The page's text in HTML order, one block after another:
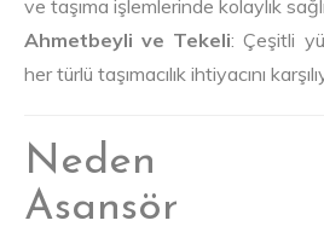
ve taşıma işlemlerinde kolaylık
Ahmetbeyli ve Tekeli: Çeşitli
her türlü taşımacılık ihtiyacını
Neden
Asansör